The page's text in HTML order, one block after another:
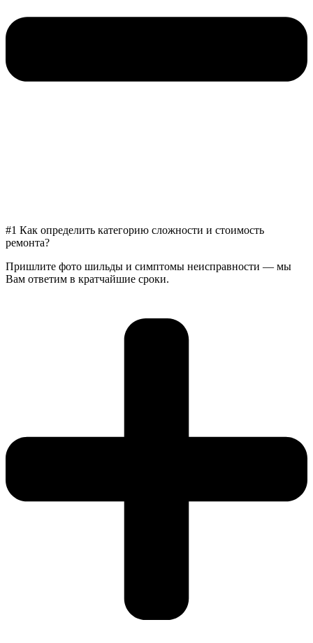
#1 Как определить категорию сложности и стоимость
ремонта?
Пришлите фото шильды и симптомы неисправности — мы
Вам ответим в кратчайшие сроки.